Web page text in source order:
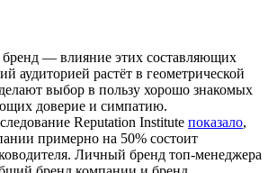
— влияние этих составляющих
аудиторией растёт в геометрической
выбор в пользу хорошо знакомых
доверие и симпатию.
Reputation Institute показало,
примерно на 50% состоит
Личный бренд топ-менеджера